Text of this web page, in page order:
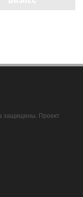
защищены. Проект